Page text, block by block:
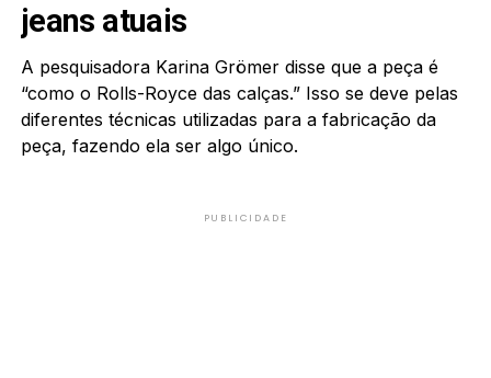
jeans atuais
A pesquisadora Karina Grömer disse que a peça é
“como o Rolls-Royce das calças.” Isso se deve pelas
diferentes técnicas utilizadas para a fabricação da
peça, fazendo ela ser algo único.
PUBLICIDADE